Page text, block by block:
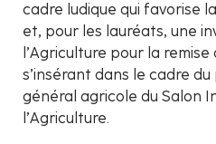
cadre ludique qui favorise
et, pour les lauréats, une
l’Agriculture pour la
s’insérant dans le cadre
général agricole du Salon
l’Agriculture.